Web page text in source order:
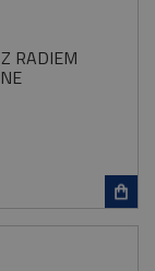
RADIEM